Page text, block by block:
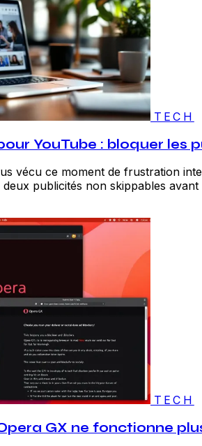
TECH
YouTube : bloquer les
vécu ce moment de frustration
publicités non skippables avant
TECH
GX ne fonctionne